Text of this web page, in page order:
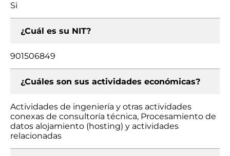
Si
¿Cuál es su NIT?
901506849
¿Cuáles son sus actividades económicas?
Actividades de ingeniería y otras actividades
conexas de consultoría técnica, Procesamiento de
datos alojamiento (hosting) y actividades
relacionadas